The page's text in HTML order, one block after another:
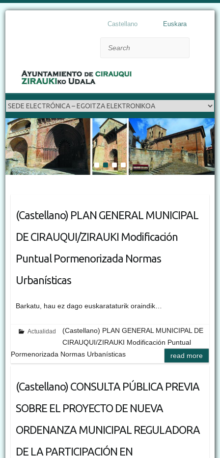
Castellano Euskara
1 2 3 4
(Castellano) PLAN GENERAL MUNICIPAL
DE CIRAUQUI/ZIRAUKI Modificación
Puntual Pormenorizada Normas
Urbanísticas
Barkatu, hau ez dago euskarataturik oraindik…
Actualidad
(Castellano) PLAN GENERAL MUNICIPAL DE
CIRAUQUI/ZIRAUKI Modificación Puntual
Pormenorizada Normas Urbanísticas
read more
(Castellano) CONSULTA PÚBLICA PREVIA
SOBRE EL PROYECTO DE NUEVA
ORDENANZA MUNICIPAL REGULADORA
DE LA PARTICIPACIÓN EN